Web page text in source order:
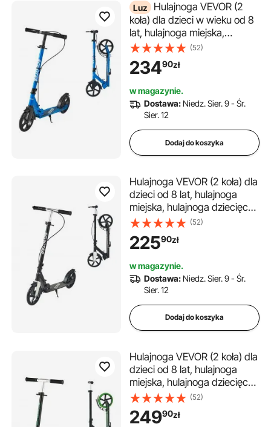
Luz Hulajnoga VEVOR (2
koła) dla dzieci w wieku od 8
lat, hulajnoga miejska,
hulajnoga dziecięca,
hulajnoga uliczna z
regulowaną wysokością
platformą i hamulcem
ręcznym, składana hulajnoga
do 100 kg, czarno-niebieska
(52)
23490zł
w magazynie.
Dostawa: Niedz. Sier. 9 - Śr.
Sier. 12
Dodaj do koszyka
Hulajnoga VEVOR (2 koła) dla
dzieci od 8 lat, hulajnoga
miejska, hulajnoga dziecięca,
hulajnoga uliczna z
regulowaną wysokością
kierownicy, antypoślizgową
ręcznym, hulajnoga do 100
kg, czarno-srebrna
(52)
22590zł
w magazynie.
Dostawa: Niedz. Sier. 9 - Śr.
Sier. 12
Dodaj do koszyka
Hulajnoga VEVOR (2 koła) dla
dzieci od 8 lat, hulajnoga
miejska, hulajnoga dziecięca,
hulajnoga uliczna z
regulowaną wysokością
kierownicy i antypoślizgową
(52)
24990zł